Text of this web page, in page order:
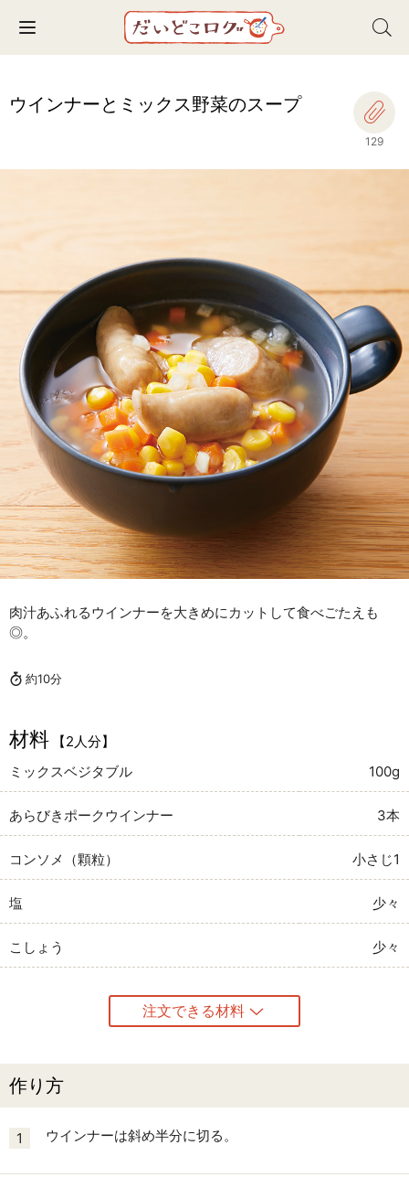
Toggle navigation
ウインナーとミックス野菜のスープ
129
肉汁あふれるウインナーを大きめにカットして食べごたえも
◎。
約10分
材料
【2人分】
ミックスベジタブル
100g
あらびきポークウインナー 3本
コンソメ（顆粒） 小さじ1
塩 少々
こしょう 少々
注文できる材料
作り方
1 ウインナーは斜め半分に切る。